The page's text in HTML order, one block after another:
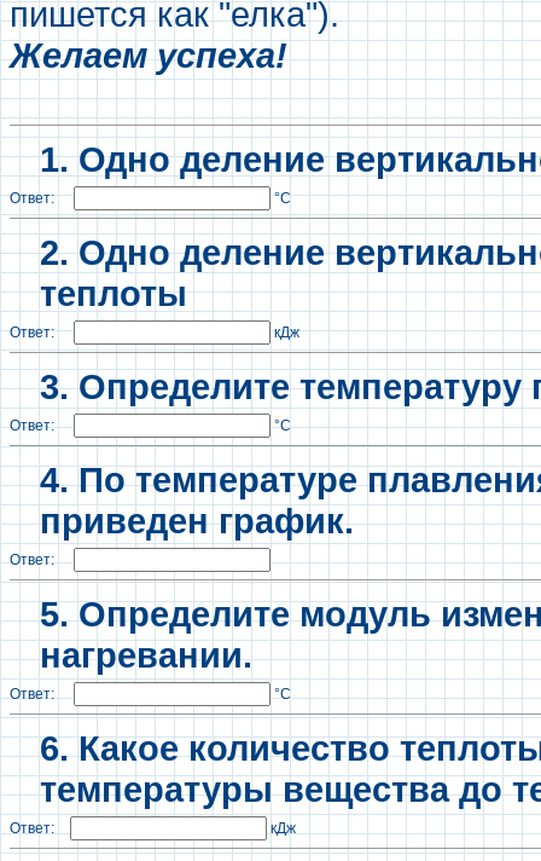
пишется как "елка").
Желаем успеха!
1. Одно деление
Ответ: °С
2.Одно деление
теплоты
Ответ: кДж
3. Определите
Ответ: °С
4. По температуре
приведен график.
Ответ:
5. Определите модуль
нагревании.
Ответ: °С
6. Какое количество
температуры вещества до
Ответ: кДж